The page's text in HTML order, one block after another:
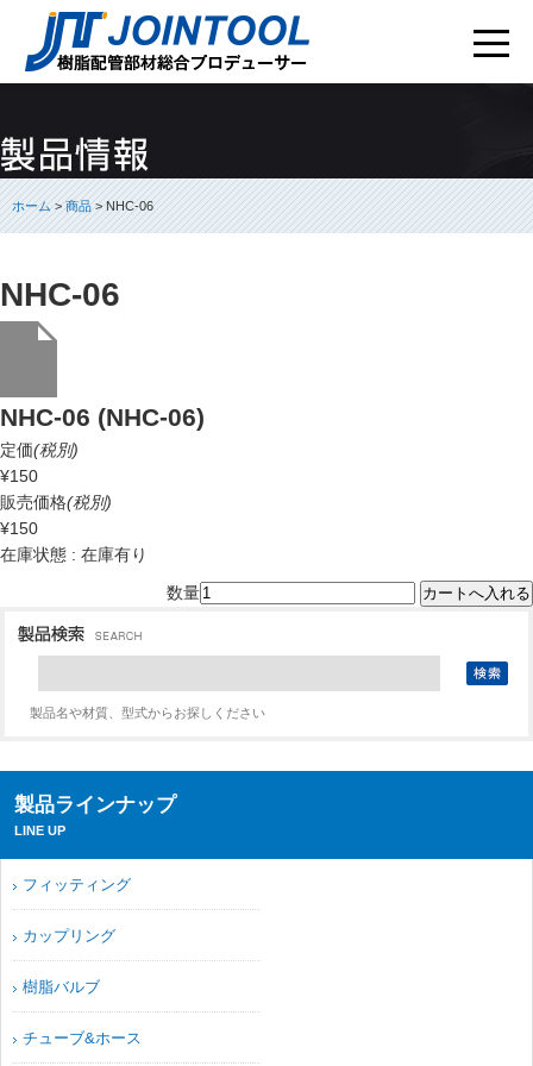
ホーム>商品> NHC-06
NHC-06
NHC-06 (NHC-06)
定価(税別)
¥150
販売価格(税別)
¥150
在庫状態 : 在庫有り
数量
製品名や材質、型式からお探しください
製品ラインナップ
LINE UP
フィッティング
カップリング
樹脂バルブ
チューブ&ホース